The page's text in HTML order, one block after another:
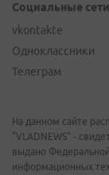
Социальные сети
vkontakte
Одноклассники
Телеграм
На данном сайте
"VLADNEWS" -
выдано
информационных